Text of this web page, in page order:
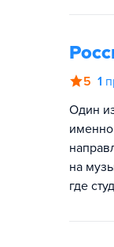
5 1
Один
на
где